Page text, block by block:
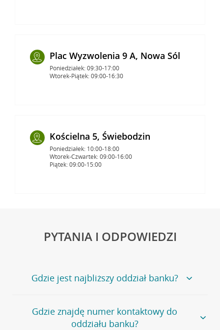
Plac Wyzwolenia 9 A, Nowa Sól
Poniedziałek: 09:30-17:00
Wtorek-Piątek: 09:00-16:30
Kościelna 5, Świebodzin
Poniedziałek: 10:00-18:00
Wtorek-Czwartek: 09:00-16:00
Piątek: 09:00-15:00
PYTANIA I ODPOWIEDZI
Gdzie jest najbliższy oddział banku?
Jeśli szukasz oddziału naszego banku, zapraszamy na
stronęPlacówki i bankomaty, na której znajduje się
wygodna wyszukiwarka.
Gdzie znajdę numer kontaktowy do
oddziału banku?